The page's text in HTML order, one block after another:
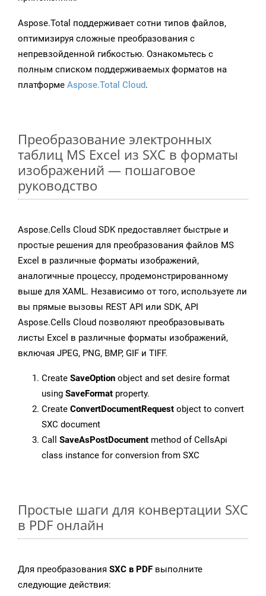
Aspose.Total поддерживает сотни типов файлов,
оптимизируя сложные преобразования с
непревзойденной гибкостью. Ознакомьтесь с
полным списком поддерживаемых форматов на
платформе Aspose.Total Cloud.
Преобразование электронных
таблиц MS Excel из SXC в форматы
изображений — пошаговое
руководство
Aspose.Cells Cloud SDK предоставляет быстрые и
простые решения для преобразования файлов MS
Excel в различные форматы изображений,
аналогичные процессу, продемонстрированному
выше для XAML. Независимо от того, используете ли
вы прямые вызовы REST API или SDK, API
Aspose.Cells Cloud позволяют преобразовывать
листы Excel в различные форматы изображений,
включая JPEG, PNG, BMP, GIF и TIFF.
Create SaveOption object and set desire format
using SaveFormat property.
Create ConvertDocumentRequest object to convert
SXC document
Call SaveAsPostDocument method of CellsApi
class instance for conversion from SXC
Простые шаги для конвертации SXC
в PDF онлайн
Для преобразования SXC в PDF выполните
следующие действия: